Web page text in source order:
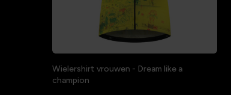
Wielershirt vrouwen - Dream like a
champion